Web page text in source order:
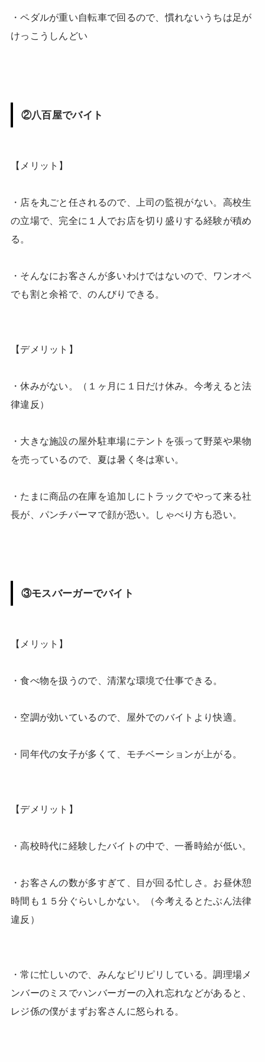
・ペダルが重い自転車で回るので、慣れないうちは足が
けっこうしんどい
②八百屋でバイト
【メリット】
・店を丸ごと任されるので、上司の監視がない。高校生
の立場で、完全に１人でお店を切り盛りする経験が積め
る。
・そんなにお客さんが多いわけではないので、ワンオペ
でも割と余裕で、のんびりできる。
【デメリット】
・休みがない。（１ヶ月に１日だけ休み。今考えると法
律違反）
・大きな施設の屋外駐車場にテントを張って野菜や果物
を売っているので、夏は暑く冬は寒い。
・たまに商品の在庫を追加しにトラックでやって来る社
長が、パンチパーマで顔が恐い。しゃべり方も恐い。
③モスバーガーでバイト
【メリット】
・食べ物を扱うので、清潔な環境で仕事できる。
・空調が効いているので、屋外でのバイトより快適。
・同年代の女子が多くて、モチベーションが上がる。
【デメリット】
・高校時代に経験したバイトの中で、一番時給が低い。
・お客さんの数が多すぎて、目が回る忙しさ。お昼休憩
時間も１５分ぐらいしかない。（今考えるとたぶん法律
違反）
・常に忙しいので、みんなピリピリしている。調理場メ
ンバーのミスでハンバーガーの入れ忘れなどがあると、
レジ係の僕がまずお客さんに怒られる。